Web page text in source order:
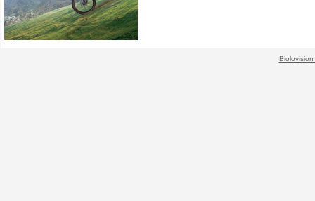
Biolovision